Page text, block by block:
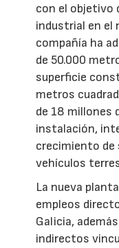
con el objetivo
industrial en el
compañía ha
de 50.000
superficie
metros
de 18 millones
instalación,
crecimiento de
vehículos
La nueva
empleos
Galicia,
indirectos